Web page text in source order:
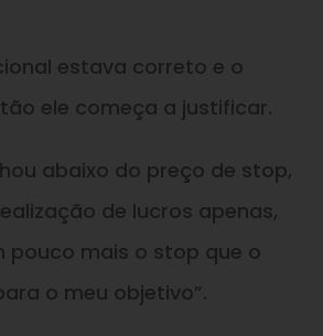
estava correto e o
ele começa a justificar.
abaixo do preço de stop,
de lucros apenas,
pouco mais o stop que o
o meu objetivo”.